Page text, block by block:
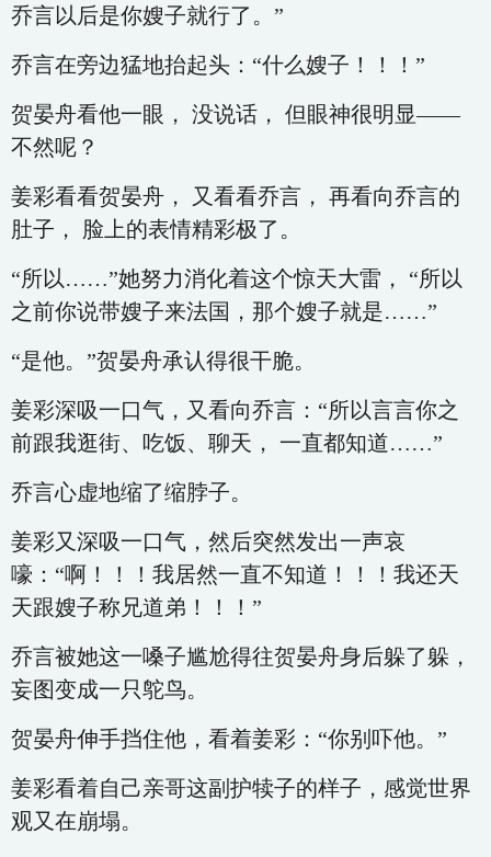
乔言以后是你嫂子就行了。”
乔言在旁边猛地抬起头：“什么嫂子！！！”
贺晏舟看他一眼， 没说话， 但眼神很明显——
不然呢？
姜彩看看贺晏舟， 又看看乔言， 再看向乔言的
肚子， 脸上的表情精彩极了。
“所以……”她努力消化着这个惊天大雷， “所以
之前你说带嫂子来法国，那个嫂子就是……”
“是他。”贺晏舟承认得很干脆。
姜彩深吸一口气，又看向乔言：“所以言言你之
前跟我逛街、吃饭、聊天， 一直都知道……”
乔言心虚地缩了缩脖子。
姜彩又深吸一口气，然后突然发出一声哀
嚎：“啊！！！我居然一直不知道！！！我还天
天跟嫂子称兄道弟！！！”
乔言被她这一嗓子尴尬得往贺晏舟身后躲了躲，
妄图变成一只鸵鸟。
贺晏舟伸手挡住他，看着姜彩：“你别吓他。”
姜彩看着自己亲哥这副护犊子的样子，感觉世界
观又在崩塌。